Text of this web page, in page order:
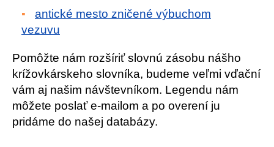
antické mesto zničené výbuchom
vezuvu
Pomôžte nám rozšíriť slovnú zásobu nášho
krížovkárskeho slovníka, budeme veľmi vďační
vám aj našim návštevníkom. Legendu nám
môžete poslať e-mailom a po overení ju
pridáme do našej databázy.